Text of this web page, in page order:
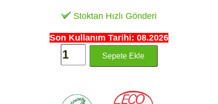
Stoktan Hızlı Gönderi
Son Kullanım Tarihi: 08.2026